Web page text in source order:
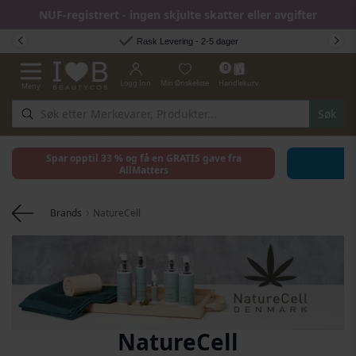
NUF-registrert - ingen skjulte skatter eller avgifter
Hopp til innhold
Rask Levering - 2-5 dager
Toggle Nav
Meny
Søk
Logg Inn Min Ønskeliste
0
Handlekurv
Spar opptil 33 % og få en GRATIS gave fra
AllMatters
Brands NatureCell
NatureCell